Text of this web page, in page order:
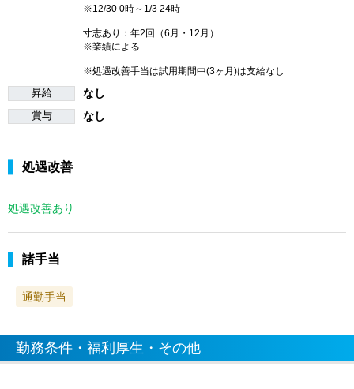
※12/30 0時～1/3 24時
寸志あり：年2回（6月・12月）
※業績による
※処遇改善手当は試用期間中(3ヶ月)は支給なし
昇給 なし
賞与 なし
処遇改善
処遇改善あり
諸手当
通勤手当
勤務条件・福利厚生・その他